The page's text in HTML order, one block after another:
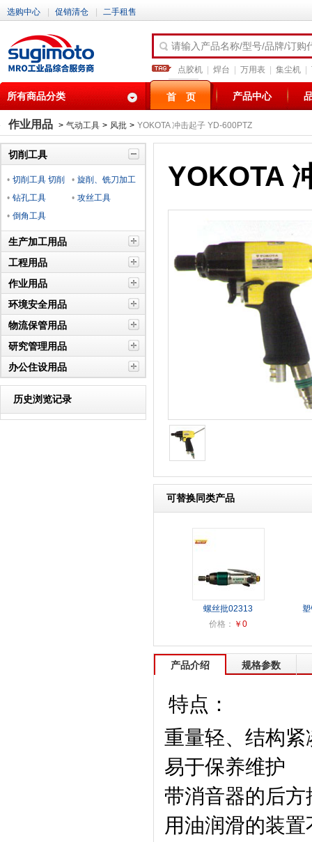
选购中心 促销清仓 二手租售
请输入产品名称/型号/品牌/订购
点胶机 焊台 万用表 集尘机
所有商品分类 首 页 产品中心
作业用品 > 气动工具 > 风批 > YOKOTA 冲击起子 YD-600PTZ
切削工具
• 切削工具 切削
材料
• 旋削、铣刀加工
工具
• 钻孔工具 • 攻丝工具
• 倒角工具
生产加工用品
工程用品
作业用品
环境安全用品
物流保管用品
研究管理用品
办公住设用品
历史浏览记录
YOKOTA
可替换同类产品
螺丝批02313
价格： ￥0
产品介绍 规格参数
特点：
重量轻、结构
易于保养维护
带消音器的后
用油润滑的装